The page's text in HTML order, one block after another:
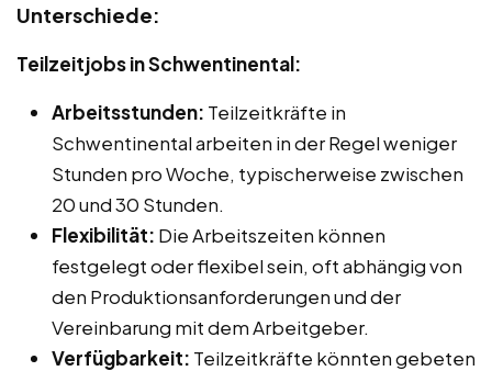
Unterschiede:
Teilzeitjobs in Schwentinental:
Arbeitsstunden: Teilzeitkräfte in
Schwentinental arbeiten in der Regel weniger
Stunden pro Woche, typischerweise zwischen
20 und 30 Stunden.
Flexibilität: Die Arbeitszeiten können
festgelegt oder flexibel sein, oft abhängig von
den Produktionsanforderungen und der
Vereinbarung mit dem Arbeitgeber.
Verfügbarkeit: Teilzeitkräfte könnten gebeten